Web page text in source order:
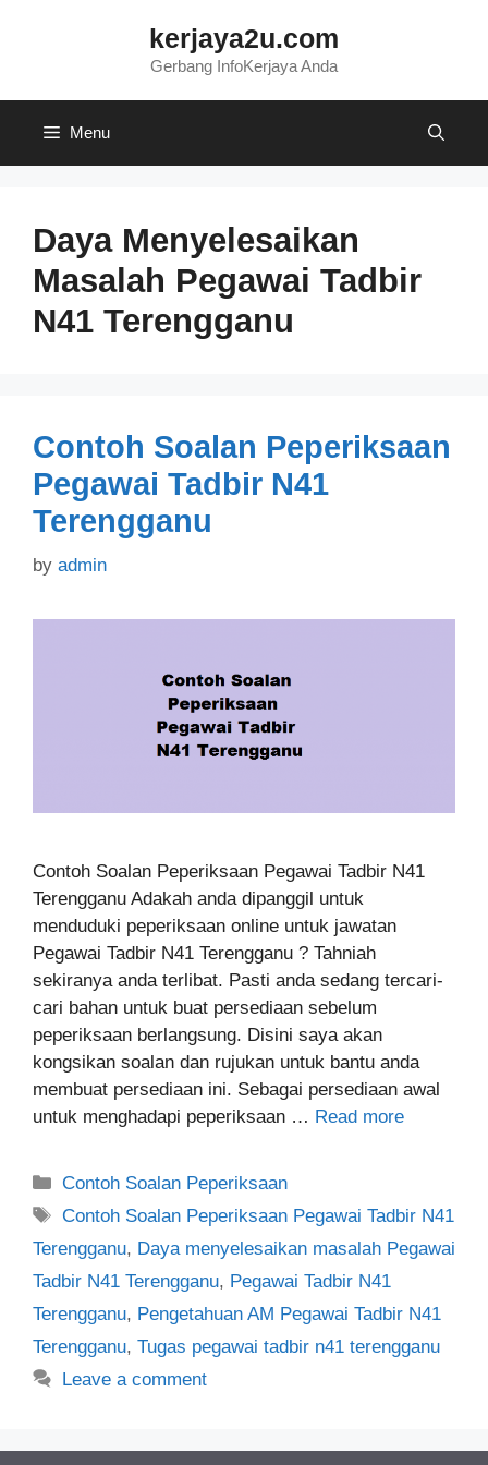
kerjaya2u.com
Gerbang InfoKerjaya Anda
Menu
Daya Menyelesaikan
Masalah Pegawai Tadbir
N41 Terengganu
Contoh Soalan Peperiksaan
Pegawai Tadbir N41
Terengganu
by admin
Contoh Soalan Peperiksaan Pegawai Tadbir N41
Terengganu Adakah anda dipanggil untuk
menduduki peperiksaan online untuk jawatan
Pegawai Tadbir N41 Terengganu ? Tahniah
sekiranya anda terlibat. Pasti anda sedang tercari-
cari bahan untuk buat persediaan sebelum
peperiksaan berlangsung. Disini saya akan
kongsikan soalan dan rujukan untuk bantu anda
membuat persediaan ini. Sebagai persediaan awal
untuk menghadapi peperiksaan … Read more
Categories
Contoh Soalan Peperiksaan
Tags
Contoh Soalan Peperiksaan Pegawai Tadbir N41
Terengganu, Daya menyelesaikan masalah Pegawai
Tadbir N41 Terengganu, Pegawai Tadbir N41
Terengganu, Pengetahuan AM Pegawai Tadbir N41
Terengganu, Tugas pegawai tadbir n41 terengganu
Leave a comment